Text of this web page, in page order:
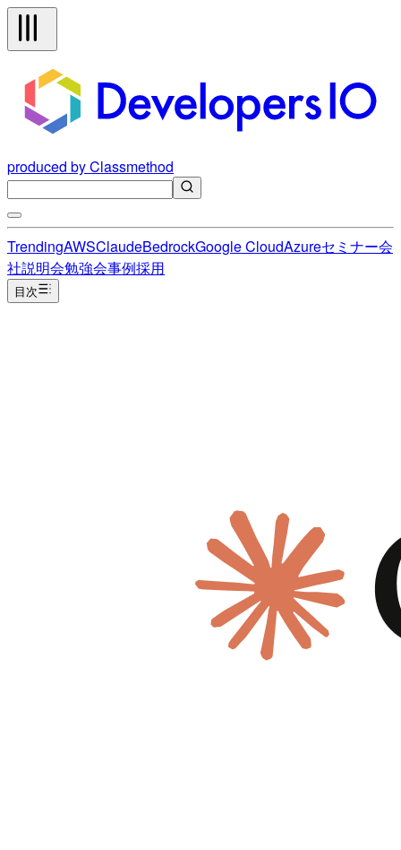
produced by Classmethod
TrendingAWSClaudeBedrockGoogle CloudAzureセミナー会
社説明会勉強会事例採用
目次